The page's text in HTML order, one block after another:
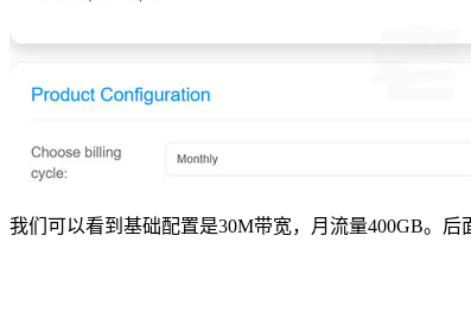
我们可以看到基础配置是30M带宽，月流量400GB。